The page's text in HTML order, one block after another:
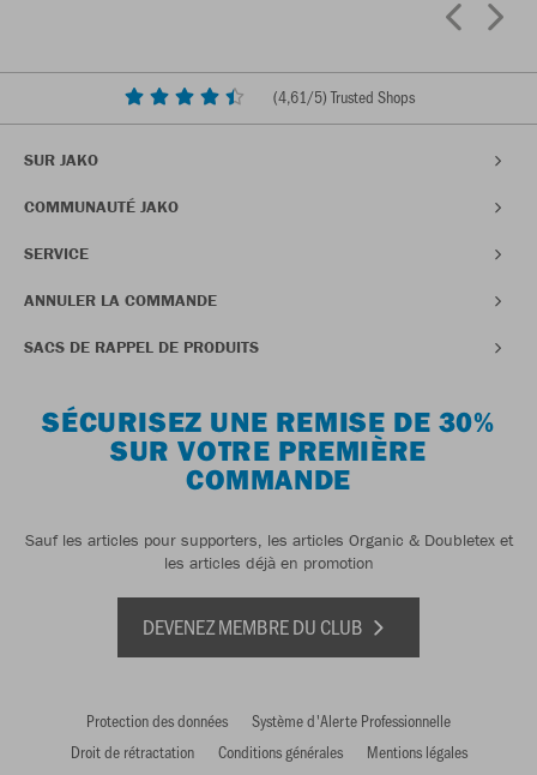
(4,61/5) Trusted Shops
SUR JAKO
COMMUNAUTÉ JAKO
SERVICE
ANNULER LA COMMANDE
SACS DE RAPPEL DE PRODUITS
SÉCURISEZ UNE REMISE DE 30%
SUR VOTRE PREMIÈRE
COMMANDE
Sauf les articles pour supporters, les articles Organic & Doubletex et
les articles déjà en promotion
DEVENEZ MEMBRE DU CLUB
Protection des données
Système d'Alerte Professionnelle
Droit de rétractation
Conditions générales Mentions légales